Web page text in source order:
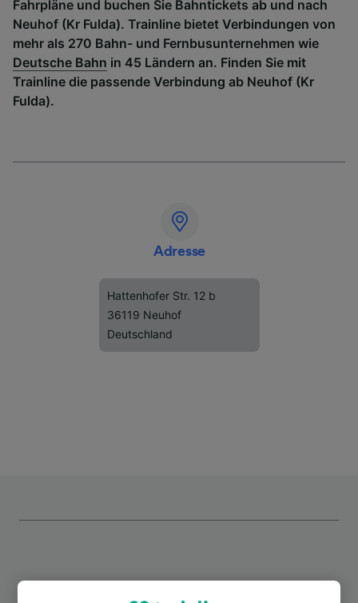
Fahrpläne und buchen Sie Bahntickets ab und nach
Neuhof (Kr Fulda). Trainline bietet Verbindungen von
mehr als 270 Bahn- und Fernbusunternehmen wie
Deutsche Bahn in 45 Ländern an. Finden Sie mit
Trainline die passende Verbindung ab Neuhof (Kr
Fulda).
Adresse
Hattenhofer Str. 12 b
36119 Neuhof
Deutschland
Top Strecken ab Neuhof (Kr Fulda)